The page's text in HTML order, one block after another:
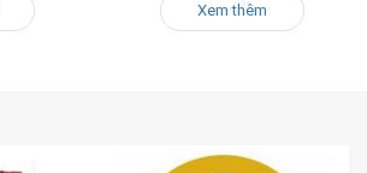
Xem thêm